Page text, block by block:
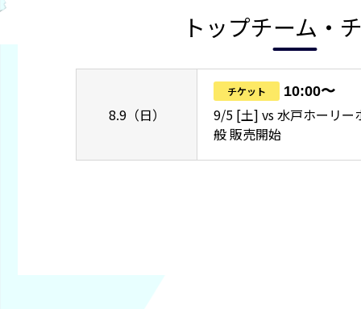
トップチーム・
8.9（日）
チケット 10:00〜
9/5 [土] vs 水戸ホーリー
般 販売開始